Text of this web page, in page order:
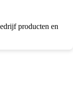
producten en